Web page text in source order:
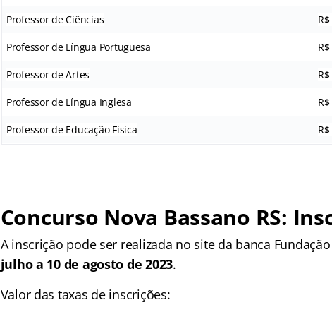
Professor de Ciências
Professor de Língua Portuguesa
Professor de Artes
Professor de Língua Inglesa
Professor de Educação Física
Concurso Nova Bassano RS:
A inscrição pode ser realizada no site da banca
julho a 10 de agosto de 2023.
Valor das taxas de inscrições: